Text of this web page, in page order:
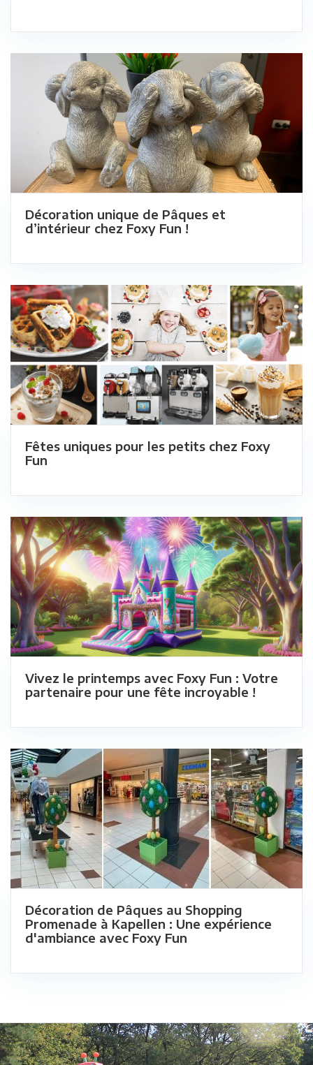
Décoration unique de Pâques et
d’intérieur chez Foxy Fun !
Fêtes uniques pour les petits chez Foxy
Fun
Vivez le printemps avec Foxy Fun : Votre
partenaire pour une fête incroyable !
Décoration de Pâques au Shopping
Promenade à Kapellen : Une expérience
d'ambiance avec Foxy Fun